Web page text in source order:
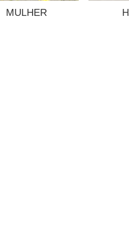
MULHER